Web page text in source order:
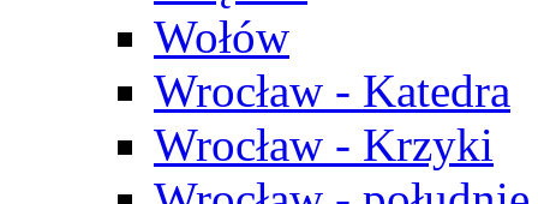
Wołów
Wrocław - Katedra
Wrocław - Krzyki